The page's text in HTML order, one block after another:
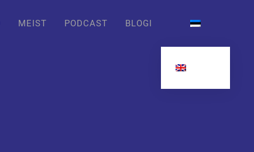
MEIST PODCAST BLOGI